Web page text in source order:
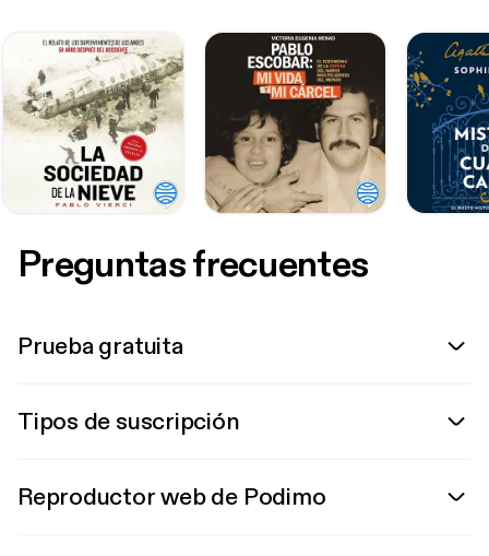
Preguntas frecuentes
Prueba gratuita
Tipos de suscripción
Reproductor web de Podimo